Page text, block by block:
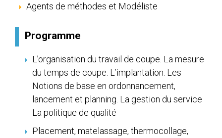
Agents de méthodes et Modéliste
Programme
L’organisation du travail de coupe. La mesure
du temps de coupe. L’implantation. Les
Notions de base en ordonnancement,
lancement et planning. La gestion du service
La politique de qualité
Placement, matelassage, thermocollage,